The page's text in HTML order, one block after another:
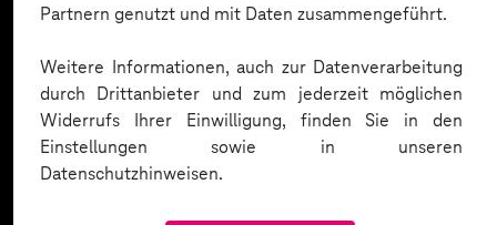
Partnern genutzt und mit Daten zusammengeführt.
Weitere Informationen, auch zur Datenverarbeitung
durch Drittanbieter und zum jederzeit möglichen
Widerrufs Ihrer Einwilligung, finden Sie in den
Einstellungen sowie in unseren
Datenschutzhinweisen.